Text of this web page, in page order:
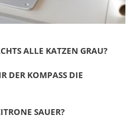
ALLE KATZEN GRAU?
DER KOMPASS DIE
SAUER?